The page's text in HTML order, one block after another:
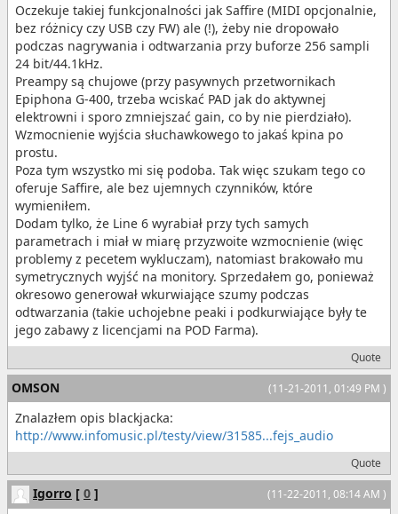
Oczekuje takiej funkcjonalności jak Saffire (MIDI opcjonalnie,
bez różnicy czy USB czy FW) ale (!), żeby nie dropowało
podczas nagrywania i odtwarzania przy buforze 256 sampli
24 bit/44.1kHz.
Preampy są chujowe (przy pasywnych przetwornikach
Epiphona G-400, trzeba wciskać PAD jak do aktywnej
elektrowni i sporo zmniejszać gain, co by nie pierdziało).
Wzmocnienie wyjścia słuchawkowego to jakaś kpina po
prostu.
Poza tym wszystko mi się podoba. Tak więc szukam tego co
oferuje Saffire, ale bez ujemnych czynników, które
wymieniłem.
Dodam tylko, że Line 6 wyrabiał przy tych samych
parametrach i miał w miarę przyzwoite wzmocnienie (więc
problemy z pecetem wykluczam), natomiast brakowało mu
symetrycznych wyjść na monitory. Sprzedałem go, ponieważ
okresowo generował wkurwiające szumy podczas
odtwarzania (takie uchojebne peaki i podkurwiające były te
jego zabawy z licencjami na POD Farma).
Quote
(11-21-2011, 01:49 PM )
OMSON
Znalazłem opis blackjacka:
http://www.infomusic.pl/testy/view/31585...fejs_audio
Quote
(11-22-2011, 08:14 AM )
Igorro [ 0 ]